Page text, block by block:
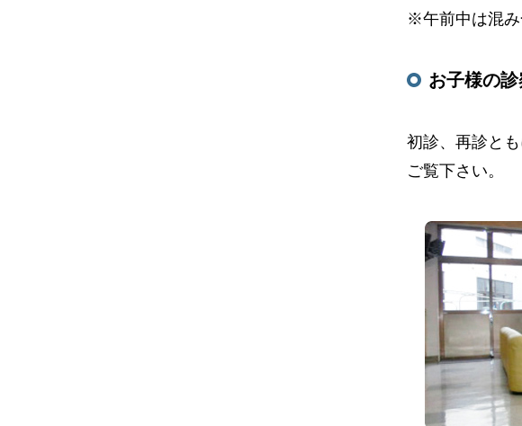
※午前中は混み
お子様の
初診、再診と
ご覧下さい。